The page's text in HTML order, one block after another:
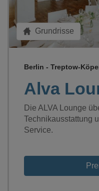
Grundrisse
Alva
Berlin - Treptow-
Die ALVA Lounge
Technikausstattung
Service.